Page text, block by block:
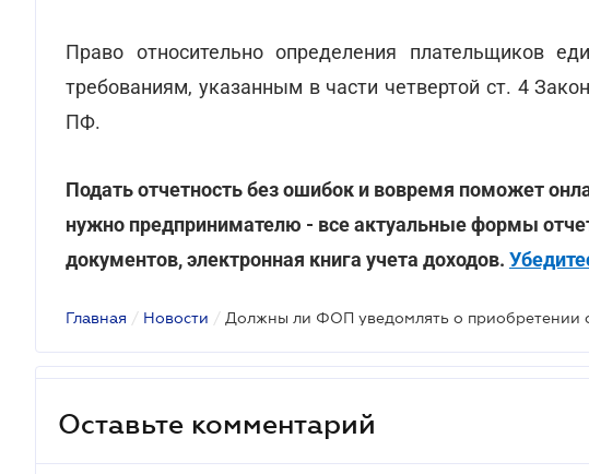
Право относительно определения плательщиков
требованиям, указанным в части четвертой ст. 4
ПФ.
Подать отчетность без ошибок и вовремя поможет
нужно предпринимателю - все актуальные формы
документов, электронная книга учета доходов.
Главная / Новости /
Оставьте комментарий